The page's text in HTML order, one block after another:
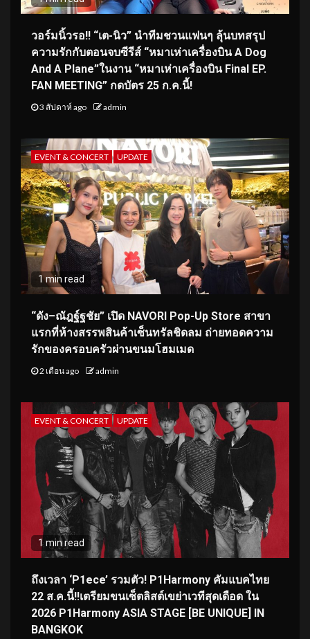
วอร์มนิ้วรอ!! “เต-นิว” นำทีมชวนแฟนๆ ลุ้นบทสรุป
ความรักกับตอนจบซีรีส์ “หมาเห่าเครื่องบิน A Dog
And A Plane”ในงาน “หมาเห่าเครื่องบิน Final EP.
FAN MEETING” กดบัตร 25 ก.ค.นี้!
3 สัปดาห์ ago admin
EVENT & CONCERT UPDATE
1 min read
“ดัง–ณัฎฐ์ฐชัย” เปิด NAVORI Pop-Up Store สาขา
แรกที่ห้างสรรพสินค้าเซ็นทรัลชิดลม ถ่ายทอดความ
รักของครอบครัวผ่านขนมโฮมเมด
2 เดือน ago admin
EVENT & CONCERT UPDATE
1 min read
ถึงเวลา ‘P1ece’ รวมตัว! P1Harmony คัมแบคไทย
22 ส.ค.นี้!!เตรียมขนเซ็ตลิสต์เขย่าเวทีสุดเดือด ใน
2026 P1Harmony ASIA STAGE [BE UNIQUE] IN
BANGKOK